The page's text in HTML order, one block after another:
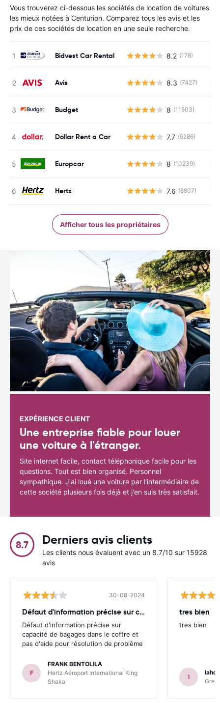
Vous trouverez ci-dessous les sociétés de location de voitures
les mieux notées à Centurion. Comparez tous les avis et les
prix de ces sociétés de location en une seule recherche.
Bidvest Car Rental 8.2 (178)
Avis 8.3 (7427)
Budget 8 (11503)
Dollar Rent a Car 7.7 (5286)
Europcar 8 (10239)
Hertz 7.6 (8807)
Afficher tous les propriétaires
EXPÉRIENCE CLIENT
Une entreprise fiable pour louer
une voiture à l'étranger.
Site internet facile, contact téléphonique facile pour les
questions. Tout est bien organisé. Personnel
sympathique. J'ai loué une voiture par l'intermédiaire de
cette société plusieurs fois déjà et j'en suis très satisfait.
8.7 Derniers avis clients
Les clients nous évaluent avec un 8.7/10 sur 15928
avis
30-08-2024
Défaut d'information précise sur capacité
Défaut d'information précise sur
capacité de bagages dans le coffre et
pas d'aide pour résolution de problème
F
FRANK BENTOLILA
Hertz Aéroport International King
Shaka
tres bien
tres bien
l